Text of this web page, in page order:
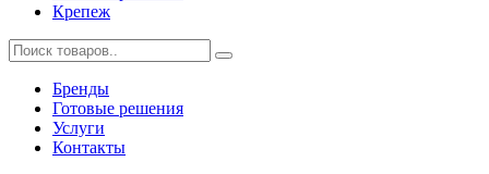
Крепеж
Бренды
Готовые решения
Услуги
Контакты